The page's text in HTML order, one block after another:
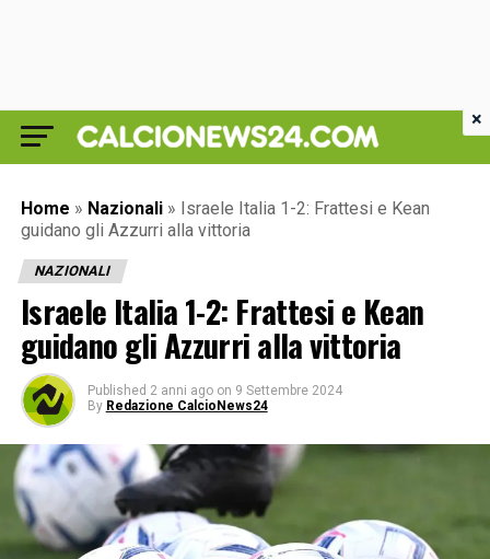
Home » Nazionali » Israele Italia 1-2: Frattesi e Kean
guidano gli Azzurri alla vittoria
NAZIONALI
Israele Italia 1-2: Frattesi e Kean
guidano gli Azzurri alla vittoria
Published 2 anni ago on 9 Settembre 2024
By Redazione CalcioNews24
×